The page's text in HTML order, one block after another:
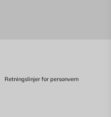
Retningslinjer for personvern